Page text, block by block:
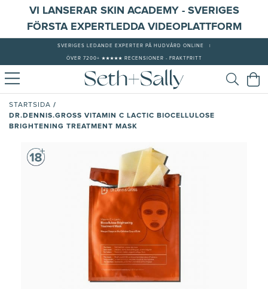
VI LANSERAR SKIN ACADEMY - SVERIGES
FÖRSTA EXPERTLEDDA VIDEOPLATTFORM
SVERIGES LEDANDE EXPERTER PÅ HUDVÅRD ONLINE
ÖVER 7200+ ★★★★★ RECENSIONER - FRAKTFRITT
STARTSIDA /
DR.DENNIS.GROSS VITAMIN C LACTIC BIOCELLULOSE
BRIGHTENING TREATMENT MASK